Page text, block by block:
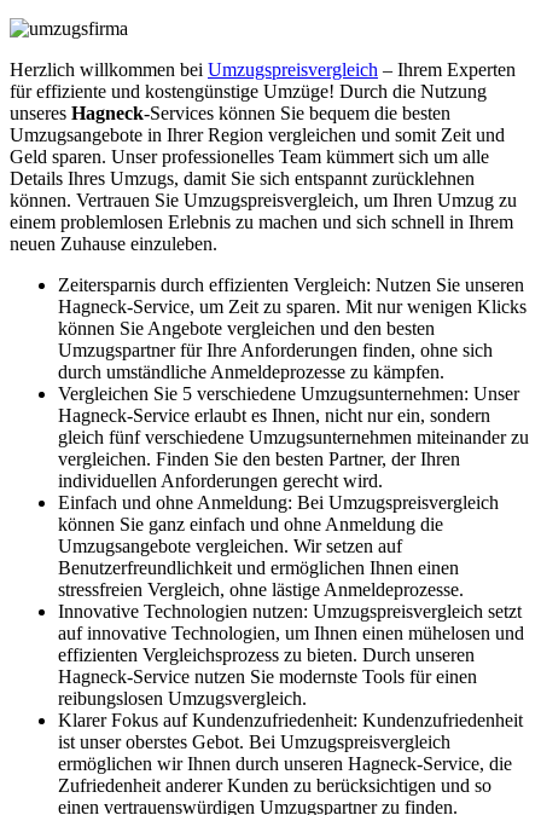
Herzlich willkommen bei Umzugspreisvergleich – Ihrem Experten
für effiziente und kostengünstige Umzüge! Durch die Nutzung
unseres Hagneck-Services können Sie bequem die besten
Umzugsangebote in Ihrer Region vergleichen und somit Zeit und
Geld sparen. Unser professionelles Team kümmert sich um alle
Details Ihres Umzugs, damit Sie sich entspannt zurücklehnen
können. Vertrauen Sie Umzugspreisvergleich, um Ihren Umzug zu
einem problemlosen Erlebnis zu machen und sich schnell in Ihrem
neuen Zuhause einzuleben.
Zeitersparnis durch effizienten Vergleich: Nutzen Sie unseren
Hagneck-Service, um Zeit zu sparen. Mit nur wenigen Klicks
können Sie Angebote vergleichen und den besten
Umzugspartner für Ihre Anforderungen finden, ohne sich
durch umständliche Anmeldeprozesse zu kämpfen.
Vergleichen Sie 5 verschiedene Umzugsunternehmen: Unser
Hagneck-Service erlaubt es Ihnen, nicht nur ein, sondern
gleich fünf verschiedene Umzugsunternehmen miteinander zu
vergleichen. Finden Sie den besten Partner, der Ihren
individuellen Anforderungen gerecht wird.
Einfach und ohne Anmeldung: Bei Umzugspreisvergleich
können Sie ganz einfach und ohne Anmeldung die
Umzugsangebote vergleichen. Wir setzen auf
Benutzerfreundlichkeit und ermöglichen Ihnen einen
stressfreien Vergleich, ohne lästige Anmeldeprozesse.
Innovative Technologien nutzen: Umzugspreisvergleich setzt
auf innovative Technologien, um Ihnen einen mühelosen und
effizienten Vergleichsprozess zu bieten. Durch unseren
Hagneck-Service nutzen Sie modernste Tools für einen
reibungslosen Umzugsvergleich.
Klarer Fokus auf Kundenzufriedenheit: Kundenzufriedenheit
ist unser oberstes Gebot. Bei Umzugspreisvergleich
ermöglichen wir Ihnen durch unseren Hagneck-Service, die
Zufriedenheit anderer Kunden zu berücksichtigen und so
einen vertrauenswürdigen Umzugspartner zu finden.